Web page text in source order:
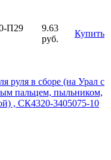
П29
9.63
руб.
Купить
руля в сборе (на Урал с
пальцем, пыльником,
, СК4320-3405075-10